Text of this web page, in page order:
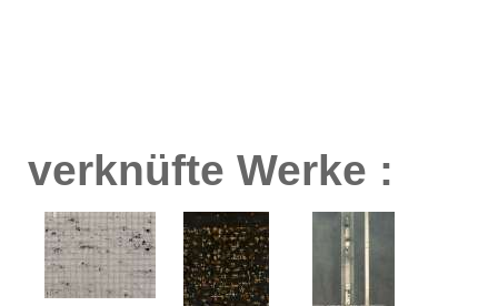
verknüfte Werke :